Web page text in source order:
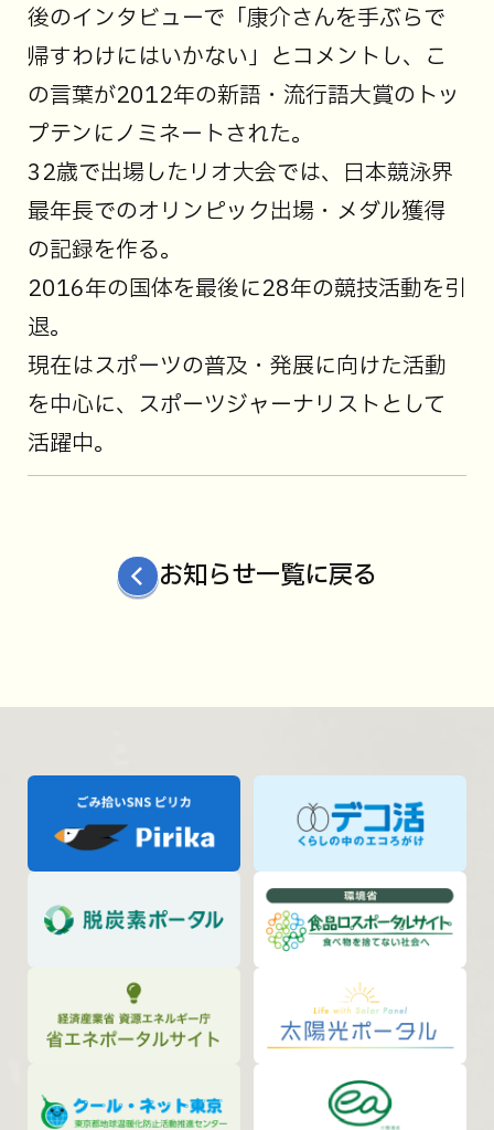
後のインタビューで「康介さんを手ぶらで
帰すわけにはいかない」とコメントし、こ
の言葉が2012年の新語・流行語大賞のトッ
プテンにノミネートされた。
32歳で出場したリオ大会では、日本競泳界
最年長でのオリンピック出場・メダル獲得
の記録を作る。
2016年の国体を最後に28年の競技活動を引
退。
現在はスポーツの普及・発展に向けた活動
を中心に、スポーツジャーナリストとして
活躍中。
お知らせ一覧に戻る